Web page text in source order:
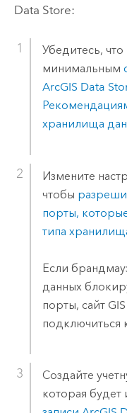
Data Store:
Убедитесь,
минимальным
ArcGIS Data
хранилища
Измените
чтобы
порты,
типа
Если
данных
порты, сайт
подключиться
Создайте
которая будет